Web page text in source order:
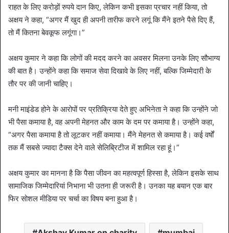
राहत के लिए करोड़ों रुपये दान किए, लेकिन कभी इसका प्रचार नहीं किया, तो
अक्षय ने कहा, “अगर मैं खुद ही अपनी तारीफ करने लगूं कि मैंने इतने पैसे दिए हैं,
तो मैं कितना बेवकूफ लगूंगा।”
अक्षय कुमार ने कहा कि लोगों की मदद करने का अवसर मिलना उनके लिए सौभाग्य
की बात है। उन्होंने कहा कि समाज सेवा दिखावे के लिए नहीं, बल्कि जिम्मेदारी के
तौर पर की जानी चाहिए।
मनी माइंडेड होने के आरोपों पर प्रतिक्रिया देते हुए अभिनेता ने कहा कि उन्होंने जो
भी पैसा कमाया है, वह अपनी मेहनत और काम के दम पर कमाया है। उन्होंने कहा,
“अगर पैसा कमाया है तो लूटकर नहीं कमाया। मैंने मेहनत से कमाया है। कई वर्षों
तक मैं सबसे ज्यादा टैक्स देने वाले सेलिब्रिटीज में शामिल रहा हूं।”
अक्षय कुमार का मानना है कि पैसा जीवन का महत्वपूर्ण हिस्सा है, लेकिन इसके साथ
सामाजिक जिम्मेदारियां निभाना भी उतना ही जरूरी है। उनका यह बयान एक बार
फिर सोशल मीडिया पर चर्चा का विषय बना हुआ है।